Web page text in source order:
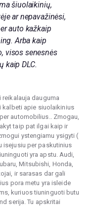
šiuolaikinių,
ar nepavažinėsi,
auto kažkaip
Arba kaip
visos senesnės
kaip DLC.
reikalauja dauguma
kalbeti apie siuolaikinius
automobilius.. Zmogau,
taip pat ilgai kaip ir
ystengiamu ysigyti (
isejusiu per paskutinius
yra apstu. Audi,
Mitsubishi, Honda,
ir sarasas dar gali
pora metu yra isleide
kuriuos tiuninguoti butu
serija. Tu apskritai